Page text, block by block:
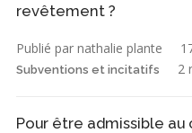
revêtement ?
Publié par nathalie plante
Subventions et incitatifs 2
Pour être admissible